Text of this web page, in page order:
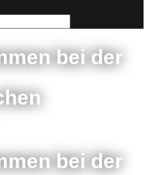
bei der
bei der